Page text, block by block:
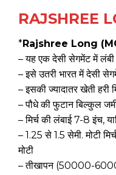
RAJSHREE
*Rajshree Long
– यह एक देसी सेगमेंट में लंबी
– इसे उतरी भारत में देसी
– इसकी ज्यादातर खेती हरी
– पौधे की फुटान बिल्कुल
– मिर्च की लंबाई 7-8 इंच,
– 1.25 से 1.5 सेमी. मोटी
मोटी
– तीखापन (50000-